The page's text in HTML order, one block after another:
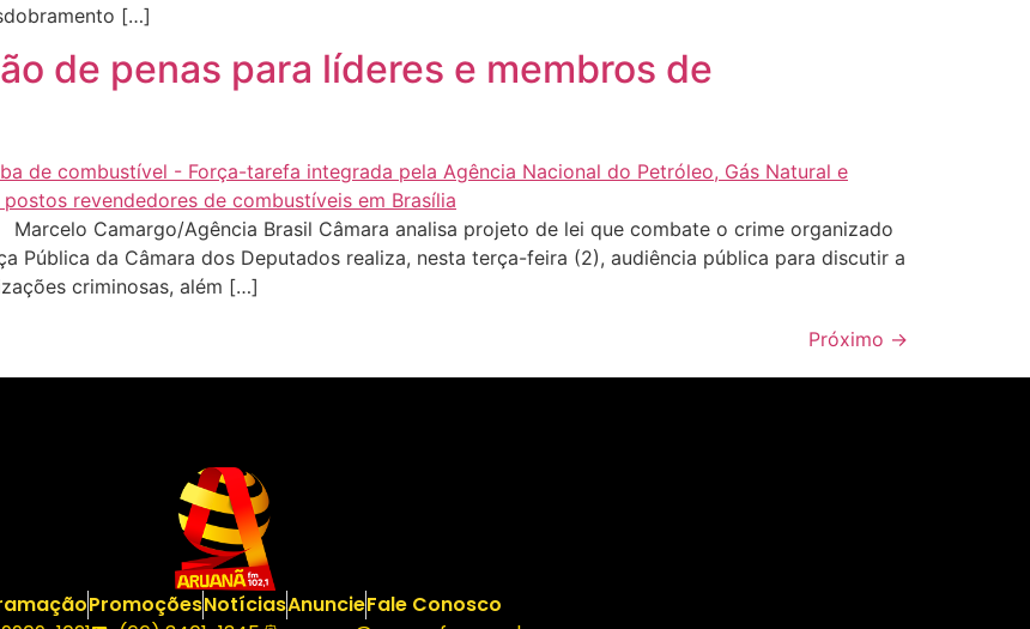
[…]
de penas para líderes e membros de
Camargo/Agência Brasil Câmara analisa projeto de lei que combate o crime organizado
Pública da Câmara dos Deputados realiza, nesta terça-feira (2), audiência pública para discutir a
criminosas, além […]
Próximo →
PromoçõesNotíciasAnuncieFale Conosco